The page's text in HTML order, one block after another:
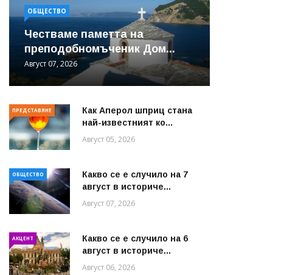
ОБЩЕСТВО
Честваме паметта на
преподобномъченик Дом...
Август 07, 2026
ПРЕДСТАВЯНЕ
Как Аперол шприц стана
най-известният ко...
Август 05, 2026
ОБЩЕСТВО
Какво се е случило на 7
август в историче...
Август 07, 2026
АКЦЕНТ
Какво се е случило на 6
август в историче...
Август 06, 2026